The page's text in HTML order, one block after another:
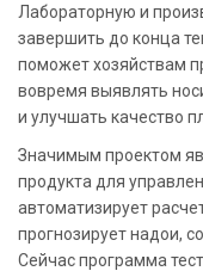
Лабораторную и
завершить до конца
поможет хозяйствам
вовремя выявлять
и улучшать качество
Значимым проектом
продукта для
автоматизирует
прогнозирует надои,
Сейчас программа